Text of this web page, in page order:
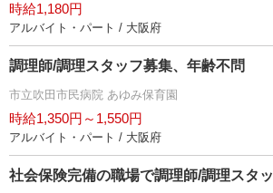
時給1,180円
アルバイト・パート / 大阪府
調理師/調理スタッフ募集、年齢不問
市立吹田市民病院 あゆみ保育園
時給1,350円～1,550円
アルバイト・パート / 大阪府
社会保険完備の職場で調理師/調理スタ